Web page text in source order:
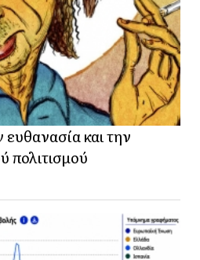
και την
πολιτισμού